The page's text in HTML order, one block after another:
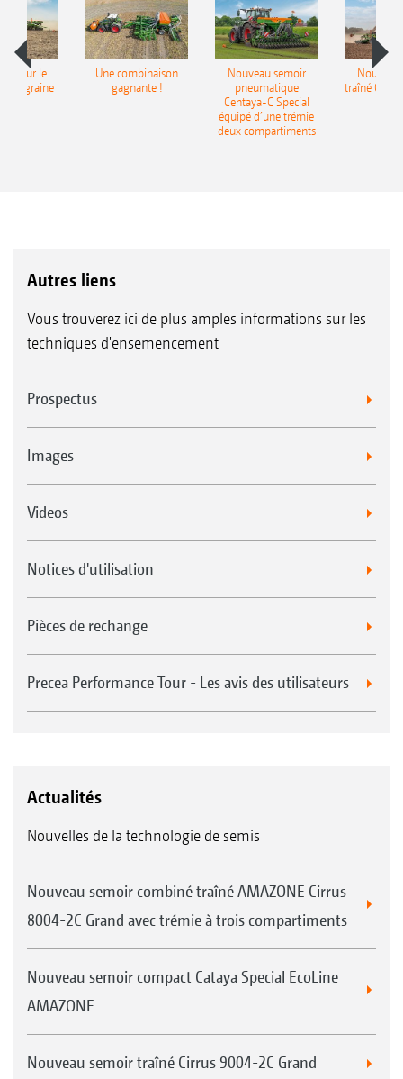
pour le
Une combinaison
gagnante !
Nouveau semoir
pneumatique
Centaya-C Special
équipé d’une trémie
deux compartiments
traîné
Autres liens
Vous trouverez ici de plus amples informations sur les
techniques d'ensemencement
Prospectus
Images
Videos
Notices d'utilisation
Pièces de rechange
Precea Performance Tour - Les avis des utilisateurs
Actualités
Nouvelles de la technologie de semis
Nouveau semoir combiné traîné AMAZONE Cirrus
8004-2C Grand avec trémie à trois compartiments
Nouveau semoir compact Cataya Special EcoLine
AMAZONE
Nouveau semoir traîné Cirrus 9004-2C Grand